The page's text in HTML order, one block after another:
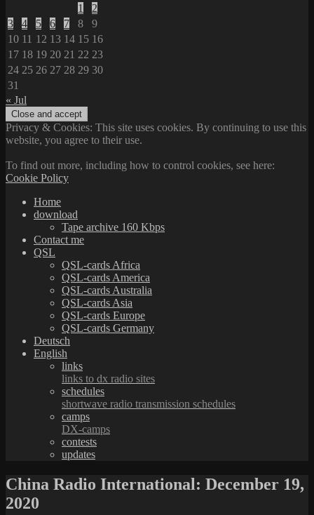
1
2
3
4 5 6 7 8
9
10 11 12 13 14 15 16
17 18 19 20 21 22 23
24 25 26 27 28 29 30
31
« Jul
Privacy & Cookies: This site uses cookies. By continuing to use this
website, you agree to their use.
To find out more, including how to control cookies, see here:
Cookie Policy
Home
download
Tape archive 160 Kbps
Contact me
QSL
QSL-cards Africa
QSL-cards America
QSL-cards Australia
QSL-cards Asia
QSL-cards Europe
QSL-cards Germany
Deutsch
English
links
links to dx radio sites
schedules
shortwave radio transmission schedules
camps
DX-camps
contests
updates
China Radio International: December 19,
2020